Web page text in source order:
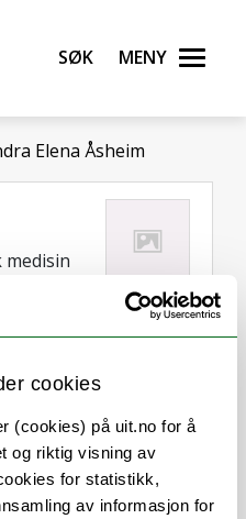
cookies
(cookies) på uit.no for å
og riktig visning av
for statistikk,
av informasjon for
Søk Meny
Elena Åsheim
undervisning